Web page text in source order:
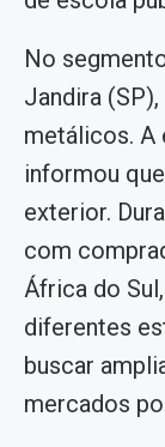
No
Jandira
metálicos. A
informou
exterior.
com
África do
diferentes
buscar
mercados